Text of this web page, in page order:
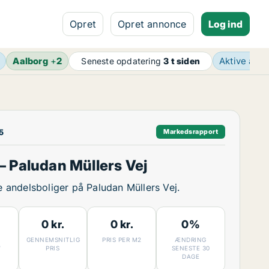
Opret Opret annonce Log ind
Aalborg+2 Seneste opdatering3 t siden Aktive
Markedsrapport
Paludan Müllers Vej
på Paludan Müllers Vej.
0 kr.
GENNEMSNITLIG
PRIS
0 kr.
PRIS PER M2
0%
ÆNDRING
SENESTE 30
DAGE